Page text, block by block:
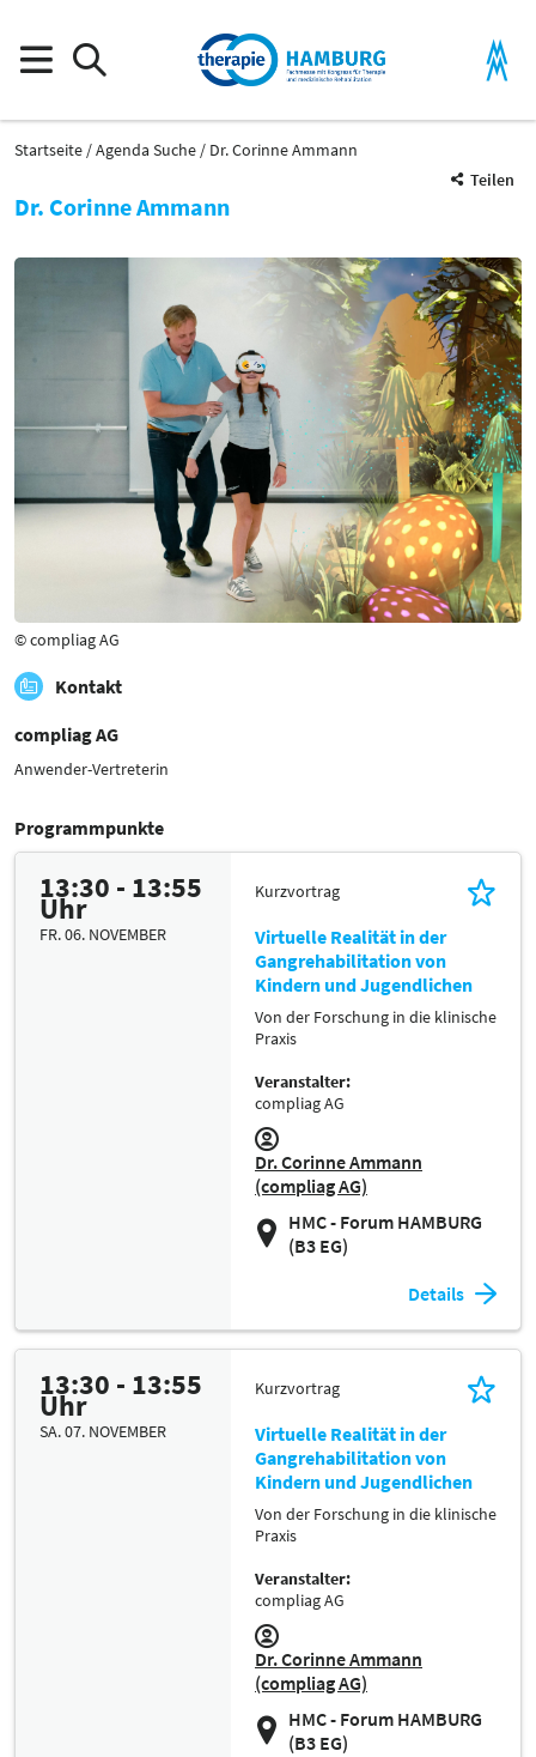
Startseite Agenda Suche
Dr. Corinne Ammann
Teilen
Dr. Corinne Ammann
© compliag AG
Kontakt
compliag AG
Anwender-Vertreterin
Programmpunkte
13:30 - 13:55
Uhr
FR. 06. NOVEMBER
Kurzvortrag
Virtuelle Realität in der
Gangrehabilitation von
Kindern und Jugendlichen
Von der Forschung in die klinische
Praxis
Veranstalter:
compliag AG
Dr. Corinne Ammann
(compliag AG)
HMC - Forum HAMBURG
(B3 EG)
Details
13:30 - 13:55
Uhr
SA. 07. NOVEMBER
Kurzvortrag
Virtuelle Realität in der
Gangrehabilitation von
Kindern und Jugendlichen
Von der Forschung in die klinische
Praxis
Veranstalter:
compliag AG
Dr. Corinne Ammann
(compliag AG)
HMC - Forum HAMBURG
(B3 EG)